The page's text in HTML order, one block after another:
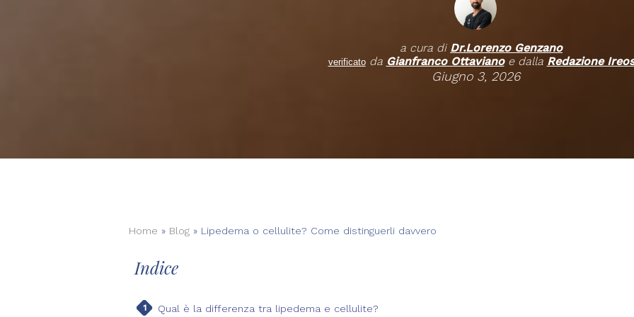
a cura di Dr.Lorenzo Genzano
verificatoda Gianfranco Ottavianoe dalla Redazione Ireos
Giugno 3, 2026
Home » Blog » Lipedema o cellulite? Come distinguerli davvero
Indice
Qual è la differenza tra lipedema e cellulite?